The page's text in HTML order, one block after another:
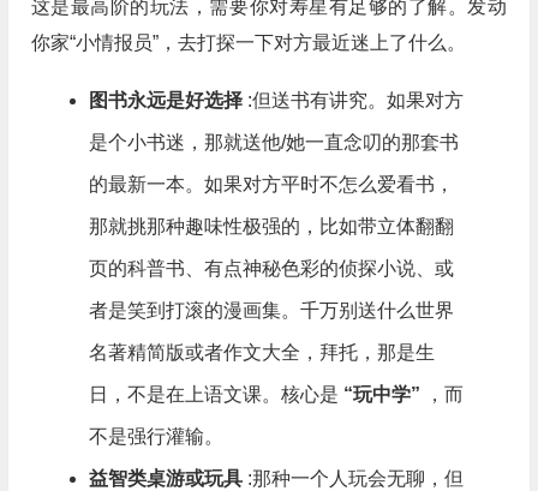
这是最高阶的玩法，需要你对寿星有足够的了解。发动
你家“小情报员”，去打探一下对方最近迷上了什么。
图书永远是好选择 :但送书有讲究。如果对方
是个小书迷，那就送他/她一直念叨的那套书
的最新一本。如果对方平时不怎么爱看书，
那就挑那种趣味性极强的，比如带立体翻翻
页的科普书、有点神秘色彩的侦探小说、或
者是笑到打滚的漫画集。千万别送什么世界
名著精简版或者作文大全，拜托，那是生
日，不是在上语文课。核心是 “玩中学” ，而
不是强行灌输。
益智类桌游或玩具 :那种一个人玩会无聊，但